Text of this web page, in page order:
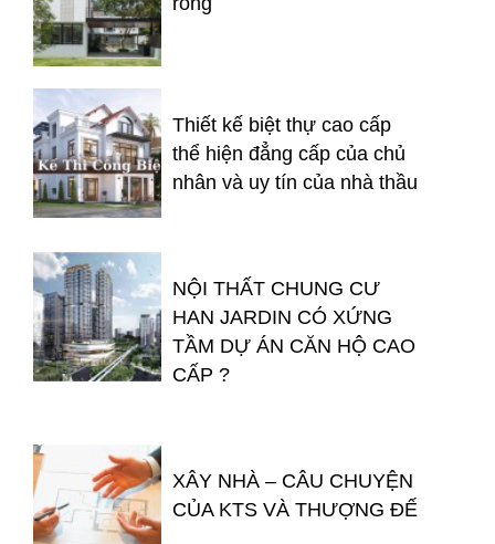
Thiết kế biệt thự cao cấp
thể hiện đẳng cấp của chủ
nhân và uy tín của nhà thầu
NỘI THẤT CHUNG CƯ
HAN JARDIN CÓ XỨNG
TẦM DỰ ÁN CĂN HỘ CAO
CẤP ?
XÂY NHÀ – CÂU CHUYỆN
CỦA KTS VÀ THƯỢNG ĐẾ